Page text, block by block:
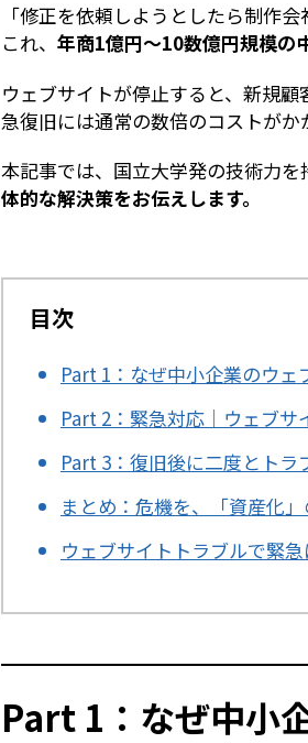
「修正を依頼しようとしたら制作
これ、 年商1億円〜10数億円規模の
ウェブサイトが停止すると、新規
急復旧には通常の数倍のコストがか
本記事では、国立大学発の技術力を
体的な解決策をお伝えします。
目次
Part 1：なぜ中小企業のウ
Part 2：緊急対応｜ウェブ
Part 3：復旧後に二度とトラ
まとめ：危機を、「資産化
ウェブサイトトラブルで緊
Part 1：なぜ中小